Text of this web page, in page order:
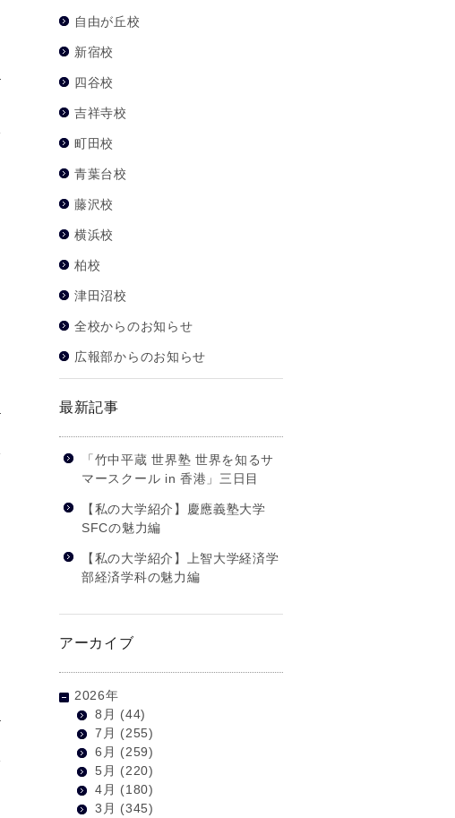
自由が丘校
新宿校
四谷校
吉祥寺校
町田校
青葉台校
藤沢校
横浜校
柏校
津田沼校
全校からのお知らせ
広報部からのお知らせ
最新記事
「竹中平蔵 世界塾 世界を知るサ
マースクール in 香港」三日目
【私の大学紹介】慶應義塾大学
SFCの魅力編
【私の大学紹介】上智大学経済学
部経済学科の魅力編
アーカイブ
2026年
8月 (44)
7月 (255)
6月 (259)
5月 (220)
4月 (180)
3月 (345)